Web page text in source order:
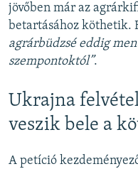
jövőben már az
betartásához köthetik.
agrárbüdzsé eddig
szempontoktól”.
Ukrajna
veszik bele a
A petíció